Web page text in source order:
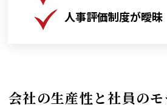
人事評価制度が曖昧
会社の生産性と社員の